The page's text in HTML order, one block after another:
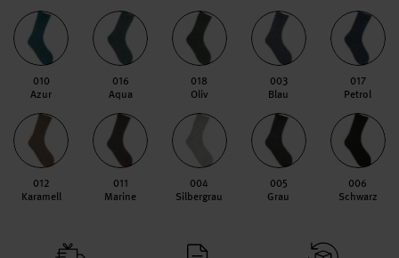
010
Azur
016
Aqua
018
Oliv
003
Blau
017
Petrol
012
Karamell
011
Marine
004
Silbergrau
005
Grau
006
Schwarz